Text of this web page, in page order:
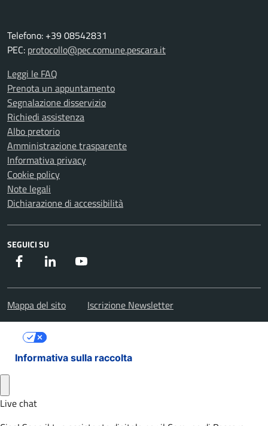
Telefono: +39 08542831
PEC: protocollo@pec.comune.pescara.it
Leggi le FAQ
Prenota un appuntamento
Segnalazione disservizio
Richiedi assistenza
Albo pretorio
Amministrazione trasparente
Informativa privacy
Cookie policy
Note legali
Dichiarazione di accessibilità
SEGUICI SU
Facebook Instagram
Mappa del sito Iscrizione Newsletter
Informativa sulla raccolta
Le tue preferenze relative alla privacy